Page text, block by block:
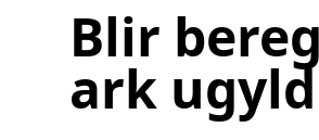
Blir
ark